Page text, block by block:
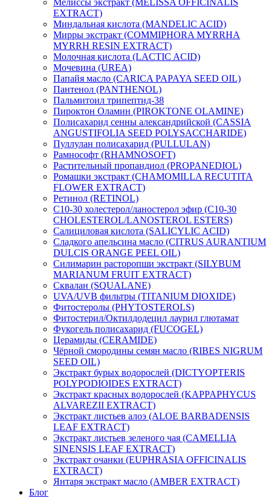
Мелиссы экстракт (MELISSA OFFICINALIS
EXTRACT)
Миндальная кислота (MANDELIC ACID)
Мирры экстракт (COMMIPHORA MYRRHA
MYRRH RESIN EXTRACT)
Молочная кислота (LACTIC ACID)
Мочевина (UREA)
Папайя масло (CARICA PAPAYA SEED OIL)
Пантенол (PANTHENOL)
Пальмитоил трипептид-38
Пироктон Оламин (PIROKTONE OLAMINE)
Полисахарид сенны александрийской (CASSIA
ANGUSTIFOLIA SEED POLYSACCHARIDE)
Пуллулан полисахарид (PULLULAN)
Рамнософт (RHAMNOSOFT)
Растительный пропандиол (PROPANEDIOL)
Ромашки экстракт (CHAMOMILLA RECUTITA
FLOWER EXTRACT)
Ретинол (RETINOL)
C10-30 холестерол/ланостерол эфир (C10-30
CHOLESTEROL/LANOSTEROL ESTERS)
Салициловая кислота (SALICYLIC ACID)
Сладкого апельсина масло (CITRUS AURANTIUM
DULCIS ORANGE PEEL OIL)
Силимарин расторопши экстракт (SILYBUM
MARIANUM FRUIT EXTRACT)
Сквалан (SQUALANE)
UVA/UVB фильтры (TITANIUM DIOXIDE)
Фитостеролы (PHYTOSTEROLS)
Фитостерил/Октилдодецил лаурил глютамат
Фукогель полисахарид (FUCOGEL)
Церамиды (CERAMIDE)
Чёрной смородины семян масло (RIBES NIGRUM
SEED OIL)
Экстракт бурых водорослей (DICTYOPTERIS
POLYPODIOIDES EXTRACT)
Экстракт красных водорослей (KAPPAPHYCUS
ALVAREZII EXTRACT)
Экстракт листьев алоэ (ALOE BARBADENSIS
LEAF EXTRACT)
Экстракт листьев зеленого чая (CAMELLIA
SINENSIS LEAF EXTRACT)
Экстракт очанки (EUPHRASIA OFFICINALIS
EXTRACT)
Янтаря экстракт масло (AMBER EXTRACT)
Блог